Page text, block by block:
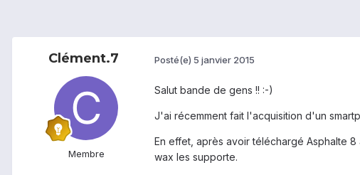
Clément.7
Membre
Posté(e) 5 janvier 2015
Salut bande de gens !! :-)
J'ai récemment fait l'acquisition d'un
En effet, après avoir téléchargé Asphalte 8
wax les supporte.